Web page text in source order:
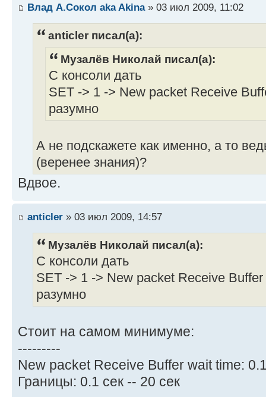
Влад А.Сокол aka Akina» 03 июл 2009, 11:02
anticler писал(а):
Музалёв Николай писал(а):
С консоли дать
SET -> 1 -> New packet Receive
разумно
А не подскажете как именно, а то
(веренее знания)?
Вдвое.
anticler » 03 июл 2009, 14:57
Музалёв Николай писал(а):
С консоли дать
SET -> 1 -> New packet Receive
разумно
Стоит на самом минимуме:
---------
New packet Receive Buffer wait time:
Границы: 0.1 сек -- 20 сек